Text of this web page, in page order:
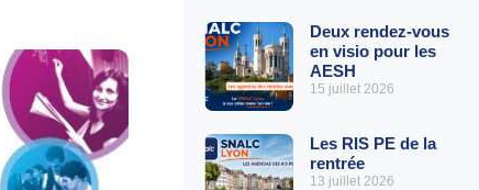
Deux rendez-vous
en visio pour les
AESH
15 juillet 2026
Les RIS PE de la
rentrée
13 juillet 2026